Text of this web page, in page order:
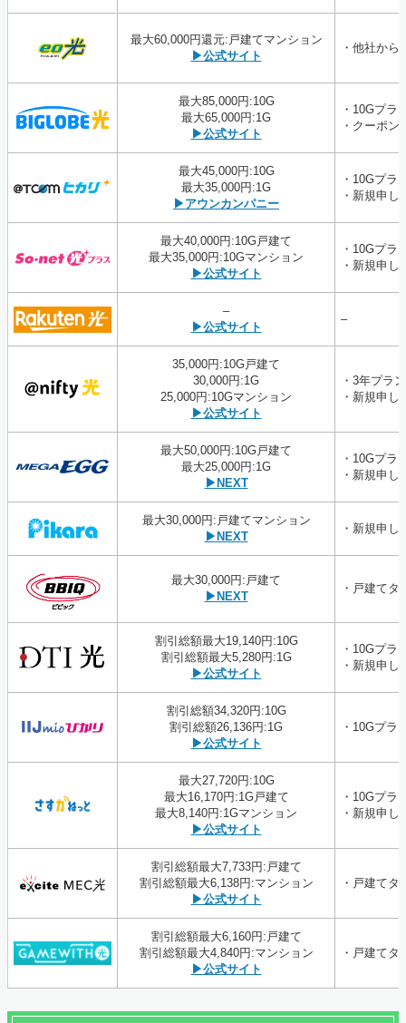
最大60,000円還元:戸建てマンション
▶公式サイト
・他社から
最大85,000円:10G
最大65,000円:1G
▶公式サイト
・10Gプラ
・クーポン
最大45,000円:10G
最大35,000円:1G
▶アウンカンパニー
・10Gプラ
・新規申し
最大40,000円:10G戸建て
最大35,000円:10Gマンション
▶公式サイト
・10Gプラ
・新規申し
–
▶公式サイト
–
35,000円:10G戸建て
30,000円:1G
25,000円:10Gマンション
▶公式サイト
・3年プラン
・新規申し
最大50,000円:10G戸建て
最大25,000円:1G
▶NEXT
・10Gプラ
・新規申し
最大30,000円:戸建てマンション
▶NEXT
・新規申し
最大30,000円:戸建て
▶NEXT
・戸建てタ
割引総額最大19,140円:10G
割引総額最大5,280円:1G
▶公式サイト
・10Gプラ
・新規申し
割引総額34,320円:10G
割引総額26,136円:1G
▶公式サイト
・10Gプラ
最大27,720円:10G
最大16,170円:1G戸建て
最大8,140円:1Gマンション
▶公式サイト
・10Gプラ
・新規申し
割引総額最大7,733円:戸建て
割引総額最大6,138円:マンション
▶公式サイト
・戸建てタ
割引総額最大6,160円:戸建て
割引総額最大4,840円:マンション
▶公式サイト
・戸建てタ